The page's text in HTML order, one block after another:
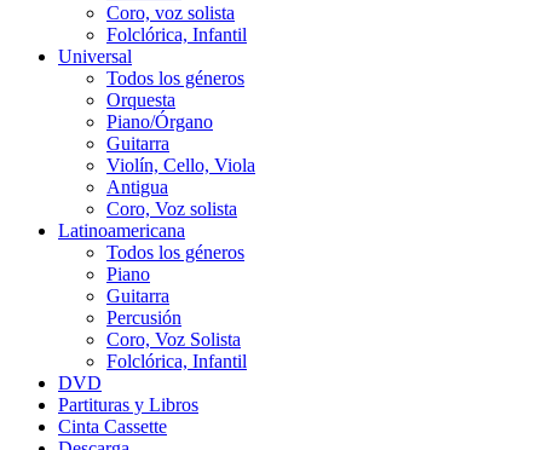
Coro, voz solista
Folclórica, Infantil
Universal
Todos los géneros
Orquesta
Piano/Órgano
Guitarra
Violín, Cello, Viola
Antigua
Coro, Voz solista
Latinoamericana
Todos los géneros
Piano
Guitarra
Percusión
Coro, Voz Solista
Folclórica, Infantil
DVD
Partituras y Libros
Cinta Cassette